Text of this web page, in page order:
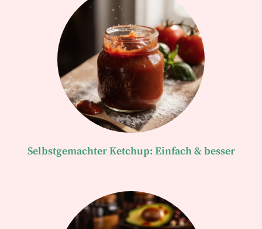
Selbstgemachter Ketchup: Einfach & besser